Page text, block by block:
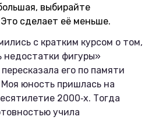
выбирайте
сделает её меньше.
с кратким курсом о том,
недостатки фигуры»
его по памяти
юность пришлась на
2000‑х. Тогда
учила